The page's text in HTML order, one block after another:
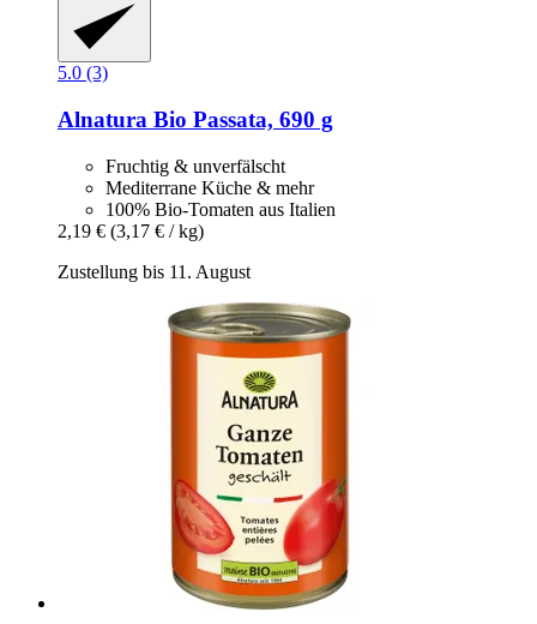
5.0 (3)
Alnatura Bio Passata, 690 g
Fruchtig & unverfälscht
Mediterrane Küche & mehr
100% Bio-Tomaten aus Italien
2,19 € (3,17 € / kg)
Zustellung bis 11. August